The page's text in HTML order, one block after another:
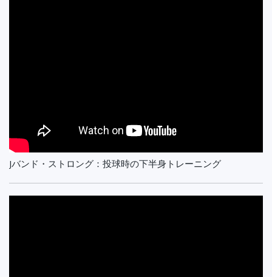
Jバンド・ストロング：投球時の下半身トレーニング